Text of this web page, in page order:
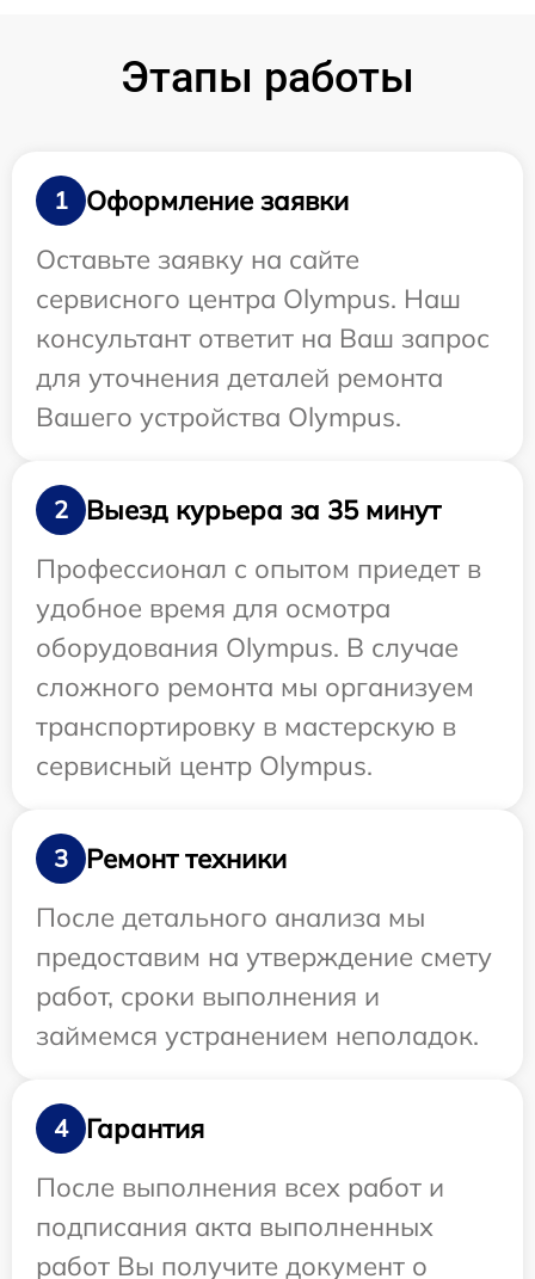
Этапы работы
1
Оформление заявки
Оставьте заявку на сайте
сервисного центра Olympus. Наш
консультант ответит на Ваш запрос
для уточнения деталей ремонта
Вашего устройства Olympus.
2
Выезд курьера за 35 минут
Профессионал с опытом приедет в
удобное время для осмотра
оборудования Olympus. В случае
сложного ремонта мы организуем
транспортировку в мастерскую в
сервисный центр Olympus.
3
Ремонт техники
После детального анализа мы
предоставим на утверждение смету
работ, сроки выполнения и
займемся устранением неполадок.
4
Гарантия
После выполнения всех работ и
подписания акта выполненных
работ Вы получите документ о